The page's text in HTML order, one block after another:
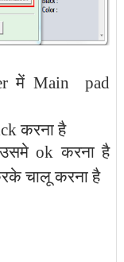
में Main pad
करना है
ok करना है
चालू करना है